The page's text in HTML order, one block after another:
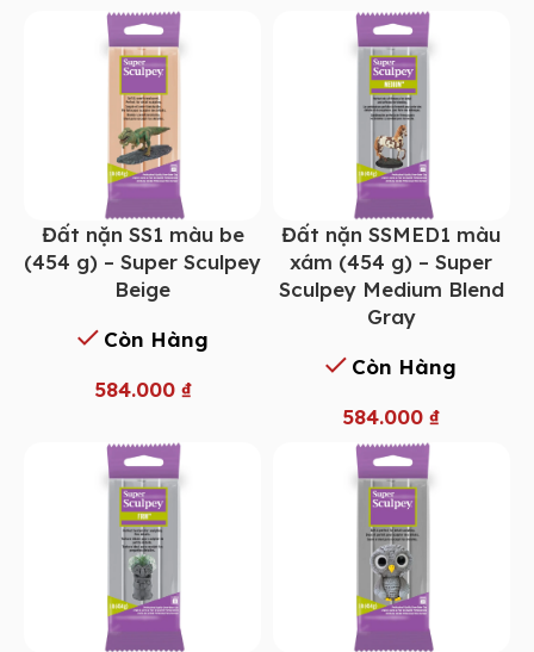
Đất nặn SS1 màu be
(454 g) – Super Sculpey
Beige
Còn Hàng
584.000 ₫
Đất nặn SSMED1 màu
xám (454 g) – Super
Sculpey Medium Blend
Gray
Còn Hàng
584.000₫